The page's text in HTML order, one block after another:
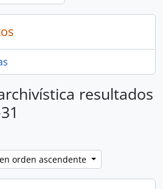
resultados
orden ascendente